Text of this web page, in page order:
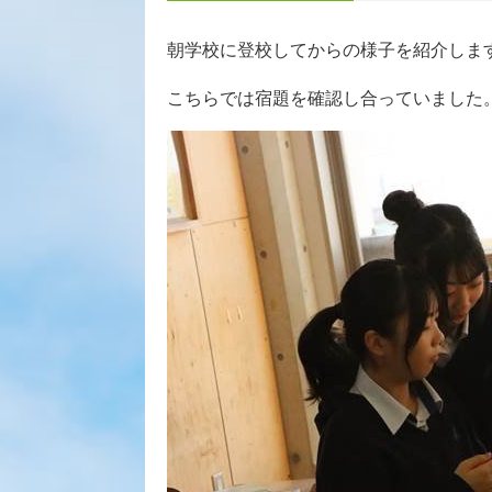
朝学校に登校してからの様子を紹介しま
こちらでは宿題を確認し合っていました